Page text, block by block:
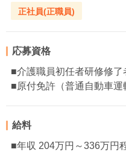
正社員(正職員)
応募資格
■介護職員初任者研修修
■原付免許（普通自動車運
給料
■年収 204万円～336万円